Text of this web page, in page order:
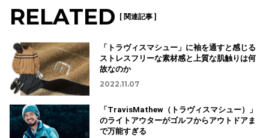
RELATED [ 関連記事 ]
「トラヴィスマシュー」に袖を通すと感じる
ストレスフリーな素材感と上質な肌触りは何
故なのか
2022.11.07
「TravisMathew（トラヴィスマシュー）」
のライトアウターがゴルフからアウトドアま
で万能すぎる